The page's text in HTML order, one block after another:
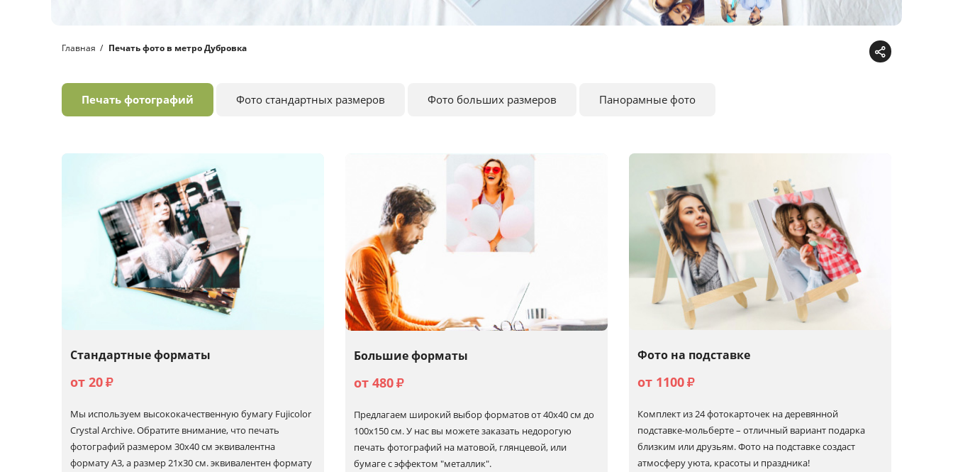
Главная Печать фото в метро Дубровка
Печать фотографий Фото стандартных размеров Фото больших размеров Панорамные фото
Стандартные форматы
от 20₽
Мы используем высококачественную бумагу Fujicolor
Crystal Archive. Обратите внимание, что печать
фотографий размером 30х40 см эквивалентна
формату А3, а размер 21х30 см. эквивалентен формату
Большие форматы
от 480₽
Предлагаем широкий выбор форматов от 40х40 см до
100х150 см. У нас вы можете заказать недорогую
печать фотографий на матовой, глянцевой, или
бумаге с эффектом "металлик".
Фото на подставке
от 1100₽
Комплект из 24 фотокарточек на деревянной
подставке-мольберте – отличный вариант подарка
близким или друзьям. Фото на подставке создаст
атмосферу уюта, красоты и праздника!